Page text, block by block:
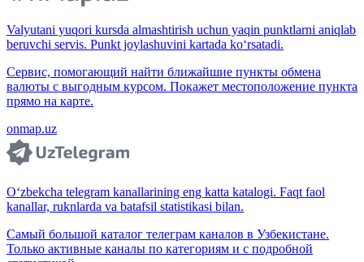
Valyutani yuqori kursda almashtirish uchun yaqin punktlarni aniqlab
beruvchi servis. Punkt joylashuvini kartada ko‘rsatadi.
Сервис, помогающий найти ближайшие пункты обмена
валюты с выгодным курсом. Покажет местоположение пункта
прямо на карте.
onmap.uz
O‘zbekcha telegram kanallarining eng katta katalogi. Faqt faol
kanallar, ruknlarda va batafsil statistikasi bilan.
Самый большой каталог телеграм каналов в Узбекистане.
Только активные каналы по категориям и с подробной